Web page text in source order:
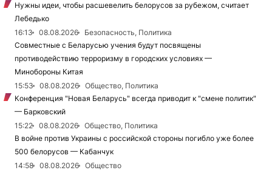
Нужны идеи, чтобы расшевелить белорусов за рубежом, считает
Лебедько
16:13
08.08.2026
Безопасность, Политика
Совместные с Беларусью учения будут посвящены
противодействию терроризму в городских условиях —
Минобороны Китая
15:53
08.08.2026
Общество, Политика
Конференция "Новая Беларусь" всегда приводит к "смене политик"
— Барковский
15:22
08.08.2026
Общество, Политика
В войне против Украины с российской стороны погибло уже более
500 белорусов — Кабанчук
14:58
08.08.2026
Общество